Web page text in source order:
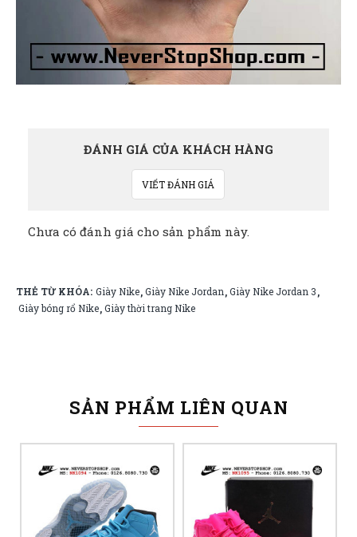
ĐÁNH GIÁ CỦA KHÁCH HÀNG
VIẾT ĐÁNH GIÁ
Chưa có đánh giá cho sản phẩm này.
THẺ TỪ KHÓA: Giày Nike,Giày Nike Jordan,Giày Nike Jordan 3,
Giày bóng rổ Nike,Giày thời trang Nike
SẢN PHẨM LIÊN QUAN